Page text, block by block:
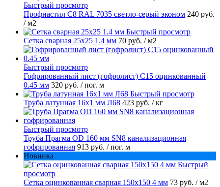
Быстрый просмотр
Профнастил С8 RAL 7035 светло-серый эконом 240 руб.
/ м2
Быстрый просмотр
Сетка сварная 25х25 1.4 мм 70 руб. / м2
Быстрый просмотр
Гофрированный лист (гофролист) С15 оцинкованный
0.45 мм 320 руб. / пог. м
Быстрый просмотр
Труба латунная 16х1 мм Л68 423 руб. / кг
Быстрый просмотр
Труба Прагма OD 160 мм SN8 канализационная
гофрированная 913 руб. / пог. м
Новинка
Быстрый
просмотр
Сетка оцинкованная сварная 150х150 4 мм 73 руб. / м2